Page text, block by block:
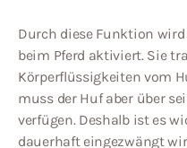
Durch diese Funktion
beim Pferd aktiviert. Sie
Körperflüssigkeiten vom
muss der Huf aber über
verfügen. Deshalb ist es
dauerhaft eingezwängt